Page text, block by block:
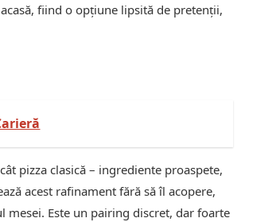
fiind o opțiune lipsită de pretenții,
pizza clasică – ingrediente proaspete,
acest rafinament fără să îl acopere,
Este un pairing discret, dar foarte